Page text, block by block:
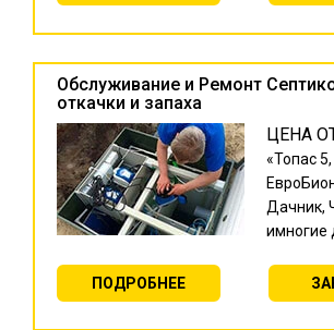
Обслуживание и Ремонт
откачки и запаха
ЦЕНА
«Топас
Дачник,
имногие
ПОДРОБНЕЕ